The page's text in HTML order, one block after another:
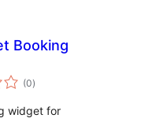
Booking
(0টা
মুঠ)
widget for